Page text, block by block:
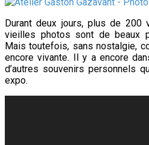
Durant deux jours, plus de
vieilles photos sont de beaux
Mais toutefois, sans nostalgie,
encore vivante. Il y a encore
d’autres souvenirs personnels
expo.